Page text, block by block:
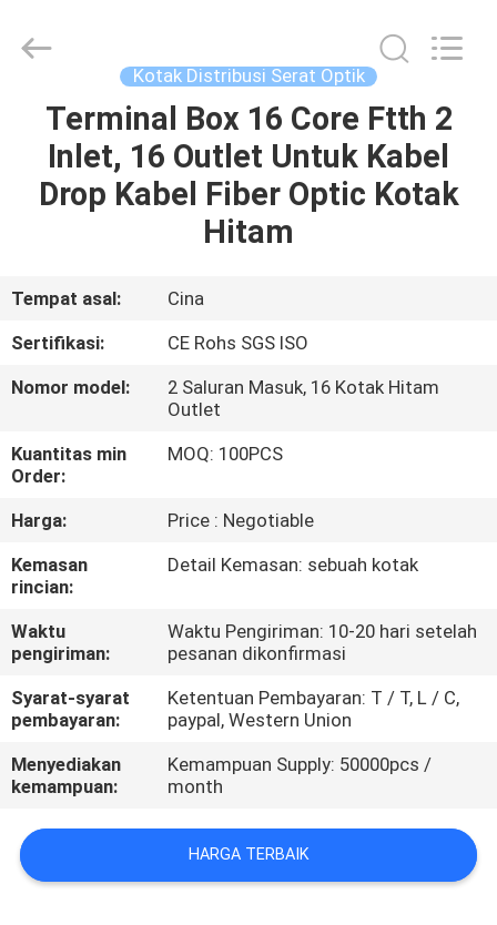
RUMAH
PRODUK
KAMI
PABRIK
KONTROL
KUALITAS
HUBUNGI
KAMI
BERITA
KASUS
pemasok.
Copyright
optics.com.
Reserved.
Developed
Kotak Distribusi Serat Optik
Terminal Box 16 Core Ftth 2
Inlet, 16 Outlet Untuk Kabel
Drop Kabel Fiber Optic Kotak
Hitam
Tempat asal:
Cina
Sertifikasi:
CE Rohs SGS ISO
Nomor model:
2 Saluran Masuk, 16 Kotak Hitam
Outlet
Kuantitas min
Order:
MOQ: 100PCS
Harga:
Price : Negotiable
Kemasan
rincian:
Detail Kemasan: sebuah kotak
Waktu
pengiriman:
Waktu Pengiriman: 10-20 hari setelah
pesanan dikonfirmasi
Syarat-syarat
pembayaran:
Ketentuan Pembayaran: T / T, L / C,
paypal, Western Union
Menyediakan
kemampuan:
Kemampuan Supply: 50000pcs /
month
HARGA TERBAIK